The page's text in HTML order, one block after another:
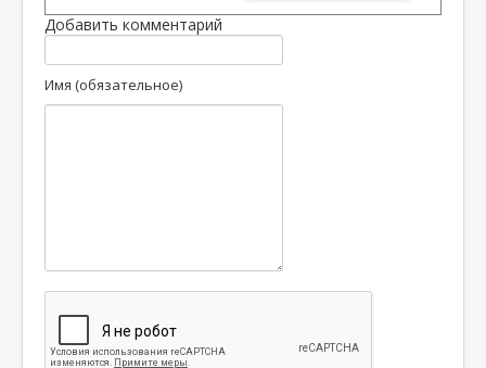
Добавить комментарий
Имя (обязательное)